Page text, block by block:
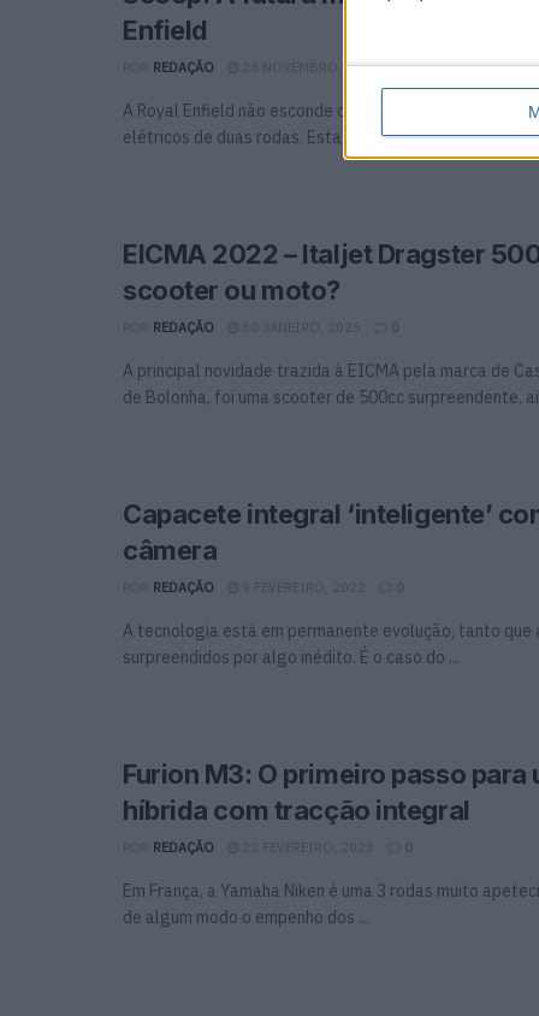
Enfield
REDAÇÃO 28 NOVEMBRO, 2022 0
A Royal Enfield não esconde o facto de estar a
elétricos de duas rodas. Esta é uma ...
EICMA 2022 – Italjet Dragster
scooter ou moto?
REDAÇÃO 30 JANEIRO, 2025 0
A principal novidade trazida à EICMA pela marca de
de Bolonha, foi uma scooter de 500cc surpreendente,
Capacete integral ‘inteligente’
câmera
REDAÇÃO 9 FEVEREIRO, 2022 0
A tecnologia está em permanente evolução, tanto que
surpreendidos por algo inédito. É o caso do ...
Furion M3: O primeiro passo para
híbrida com tracção integral
REDAÇÃO 22 FEVEREIRO, 2023 0
Em França, a Yamaha Niken é uma 3 rodas muito
de algum modo o empenho dos ...